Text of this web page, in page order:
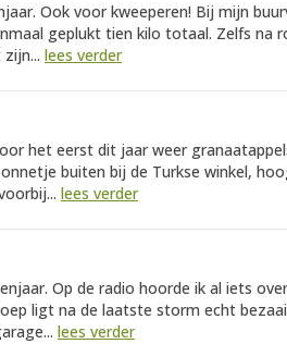
Ook voor kweeperen! Bij mijn
geplukt tien kilo totaal. Zelfs na
lees verder
het eerst dit jaar weer
buiten bij de Turkse winkel,
lees verder
Op de radio hoorde ik al iets
ligt na de laatste storm echt
lees verder